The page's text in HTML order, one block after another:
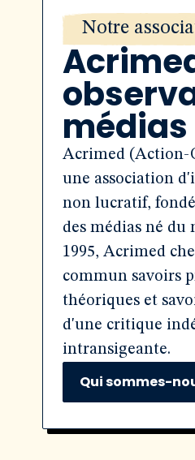
Notre
médias
Acrimed (Action-
une association
non lucratif,
des médias né du
1995, Acrimed
commun savoirs
théoriques et
d'une critique
intransigeante.
Qui sommes-